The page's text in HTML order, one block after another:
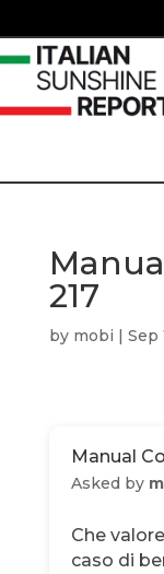
217
by mobi | Sep
Manual
Asked by
Che
caso di